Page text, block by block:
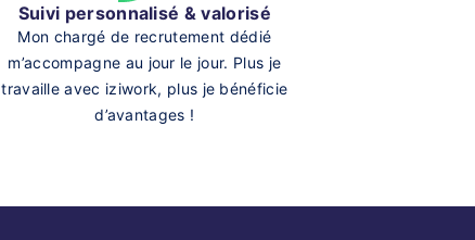
Suivi personnalisé & valorisé
Mon chargé de recrutement dédié
m’accompagne au jour le jour. Plus je
travaille avec iziwork, plus je bénéficie
d’avantages !